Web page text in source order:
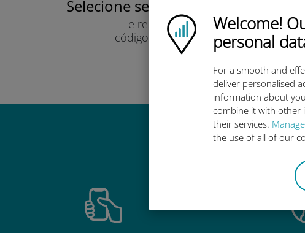
Ubigi logo
Welcome!
personal
For a smooth and
deliver personalised
information about
combine it with other
their services.
the use of all of our
Selecione seu plano de dados
e recebê-lo por
código QR via e-mail.
Rápido!
Por que o